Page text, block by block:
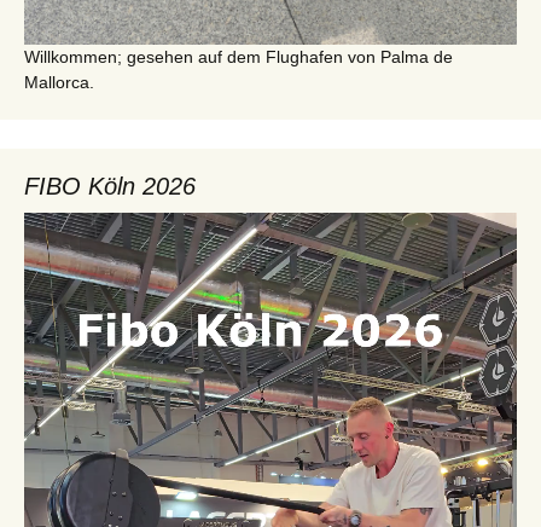
Willkommen; gesehen auf dem Flughafen von Palma de
Mallorca.
FIBO Köln 2026
Video-
Player